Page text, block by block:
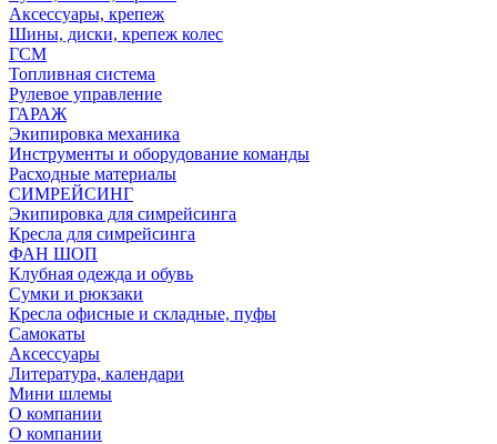
Аксессуары, крепеж
Шины, диски, крепеж колес
ГСМ
Топливная система
Рулевое управление
ГАРАЖ
Экипировка механика
Инструменты и оборудование команды
Расходные материалы
СИМРЕЙСИНГ
Экипировка для симрейсинга
Кресла для симрейсинга
ФАН ШОП
Клубная одежда и обувь
Сумки и рюкзаки
Кресла офисные и складные, пуфы
Самокаты
Аксессуары
Литература, календари
Мини шлемы
О компании
О компании